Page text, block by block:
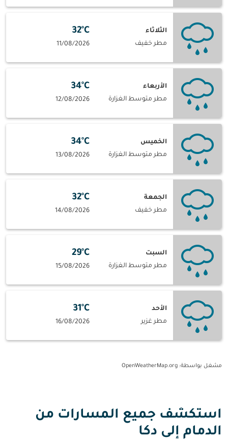
الثلاثاء
مطر خفيف
32°C
11/08/2026
الأربعاء
مطر متوسط الغزارة
34°C
12/08/2026
الخميس
مطر متوسط الغزارة
34°C
13/08/2026
الجمعة
مطر خفيف
32°C
14/08/2026
السبت
مطر متوسط الغزارة
29°C
15/08/2026
الأحد
مطر غزير
31°C
16/08/2026
مشغل بواسطة: OpenWeatherMap.org
استكشف جميع المسارات من
الدمام إلى دكا